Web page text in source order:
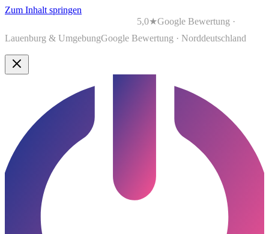
Zum Inhalt springen
5,0★Google Bewertung ·
Lauenburg & UmgebungGoogle Bewertung · Norddeutschland